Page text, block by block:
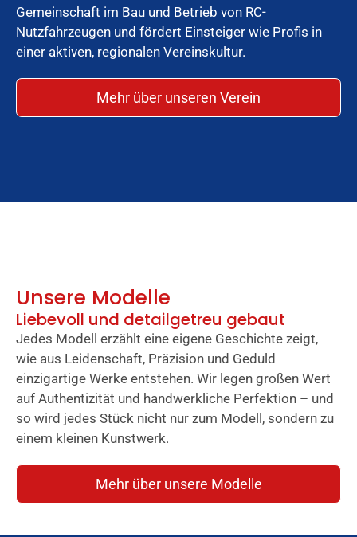
Gemeinschaft im Bau und Betrieb von RC-
Nutzfahrzeugen und fördert Einsteiger wie Profis in
einer aktiven, regionalen Vereinskultur.
Mehr über unseren Verein
Unsere Modelle
Liebevoll und detailgetreu gebaut
Jedes Modell erzählt eine eigene Geschichte zeigt,
wie aus Leidenschaft, Präzision und Geduld
einzigartige Werke entstehen. Wir legen großen Wert
auf Authentizität und handwerkliche Perfektion – und
so wird jedes Stück nicht nur zum Modell, sondern zu
einem kleinen Kunstwerk.
Mehr über unsere Modelle